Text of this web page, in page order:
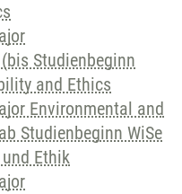
Studienbeginn
and Ethics
Environmental and
Studienbeginn WiSe
Ethik